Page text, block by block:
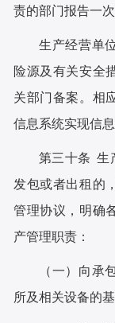
责的部门报告一
生产经营单
险源及有关安全
关部门备案。相
信息系统实现信息
第三十条 生
发包或者出租的
管理协议，明确
产管理职责：
（一）向承
所及相关设备的